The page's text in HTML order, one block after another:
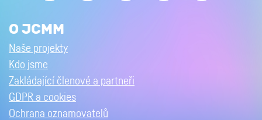
O JCMM
Naše projekty
Kdo jsme
Zakládající členové a partneři
GDPR a cookies
Ochrana oznamovatelů